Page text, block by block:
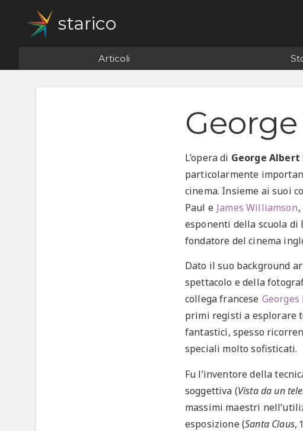
starico
Articoli
L’opera di George Albert
particolarmente
cinema. Insieme ai suoi
Paul e James Williamson
esponenti della scuola di
fondatore del cinema
Dato il suo background
spettacolo e della
collega francese
primi registi a esplorare
fantastici, spesso
speciali molto sofisticati.
Fu l’inventore della
soggettiva (Vista da un
massimi maestri
esposizione (Santa Claus,